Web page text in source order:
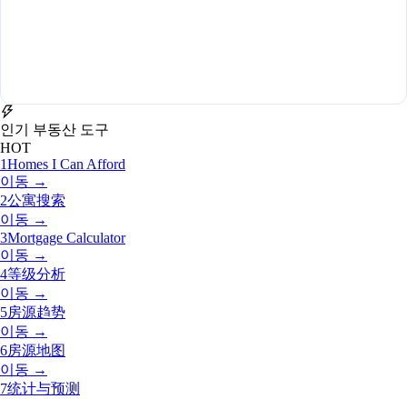
인기 부동산 도구
HOT
1Homes I Can Afford
이동 →
2公寓搜索
이동 →
3Mortgage Calculator
이동 →
4等级分析
이동 →
5房源趋势
이동 →
6房源地图
이동 →
7统计与预测